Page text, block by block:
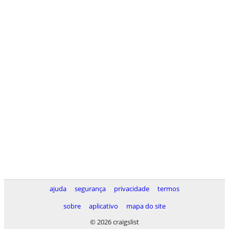
ajuda segurança privacidade
termos
sobre
aplicativo
mapa do site
© 2026 craigslist